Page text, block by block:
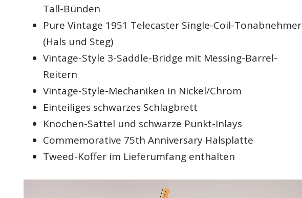
Tall-Bünden
Pure Vintage 1951 Telecaster Single-Coil-Tonabnehmer
(Hals und Steg)
Vintage-Style 3-Saddle-Bridge mit Messing-Barrel-
Reitern
Vintage-Style-Mechaniken in Nickel/Chrom
Einteiliges schwarzes Schlagbrett
Knochen-Sattel und schwarze Punkt-Inlays
Commemorative 75th Anniversary Halsplatte
Tweed-Koffer im Lieferumfang enthalten